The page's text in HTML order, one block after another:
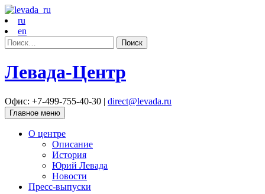
ru
en
Найти:
Левада-Центр
Офис: +7-499-755-40-30 | direct@levada.ru
Главное меню
О центре
Описание
История
Юрий Левада
Новости
Пресс-выпуски